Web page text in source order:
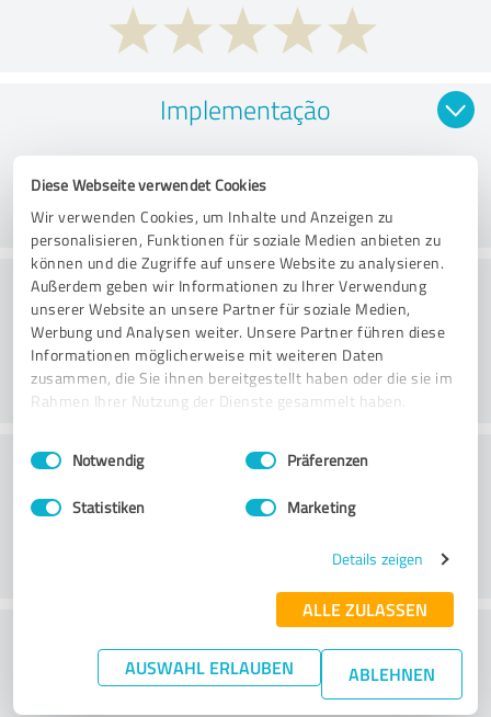
Diese Webseite verwendet Cookies
Wir verwenden Cookies, um Inhalte und Anzeigen zu
personalisieren, Funktionen für soziale Medien anbieten zu
können und die Zugriffe auf unsere Website zu analysieren.
Außerdem geben wir Informationen zu Ihrer Verwendung
unserer Website an unsere Partner für soziale Medien,
Werbung und Analysen weiter. Unsere Partner führen diese
Informationen möglicherweise mit weiteren Daten
zusammen, die Sie ihnen bereitgestellt haben oder die sie im
Rahmen Ihrer Nutzung der Dienste gesammelt haben.
Impressum Datenschutzbestimmungen
Einwilligungsauswahl
Notwendig Präferenzen
Statistiken Marketing
Details zeigen
ALLE ZULASSEN
AUSWAHL ERLAUBEN ABLEHNEN
Implementação
Consultoria
Serviço ao cliente
O que acha da relação
preço/desempenho?